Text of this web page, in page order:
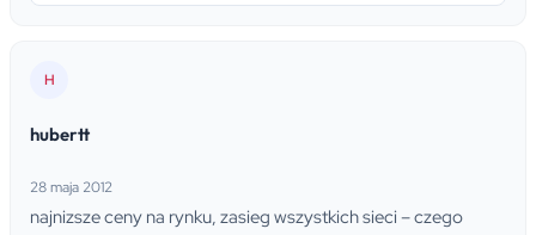
H
hubertt
28 maja 2012
najnizsze ceny na rynku, zasieg wszystkich sieci – czego